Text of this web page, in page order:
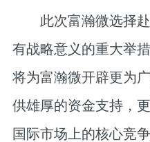
此次富瀚微选择赴
有战略意义的重大举
将为富瀚微开辟更为
供雄厚的资金支持，
国际市场上的核心竞